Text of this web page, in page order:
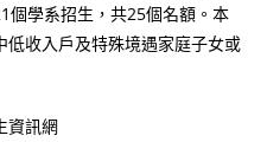
個學系招生，共25個名額。本
收入戶及特殊境遇家庭子女或
資訊網